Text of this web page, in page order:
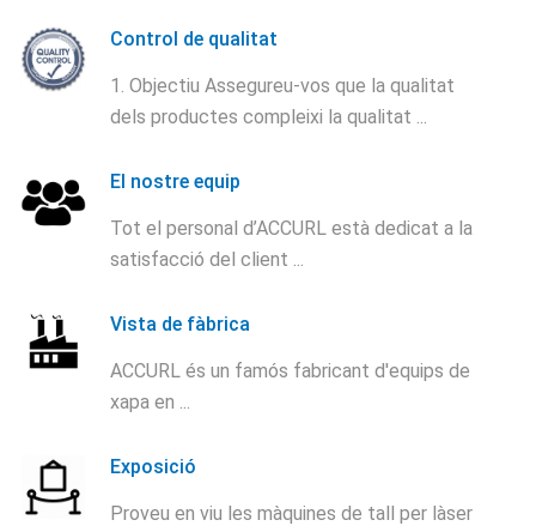
Control de qualitat
1. Objectiu Assegureu-vos que la qualitat
dels productes compleixi la qualitat ...
El nostre equip
Tot el personal d’ACCURL està dedicat a la
satisfacció del client ...
Vista de fàbrica
ACCURL és un famós fabricant d'equips de
xapa en ...
Exposició
Proveu en viu les màquines de tall per làser